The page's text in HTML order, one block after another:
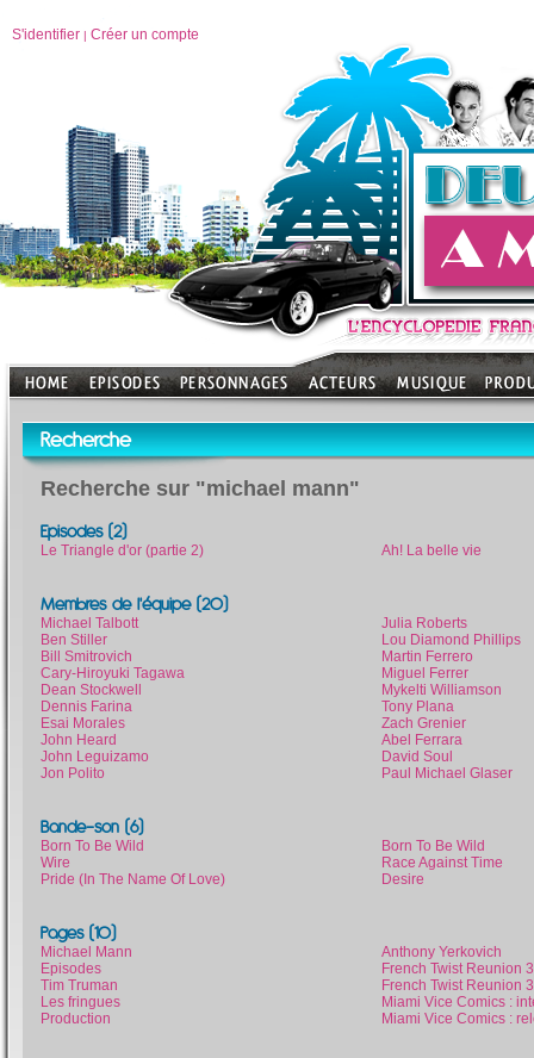
S'identifier | Créer un compte
Recherche
Recherche sur "michael mann"
Episodes (2)
Le Triangle d'or (partie 2) Ah! La belle vie
Membres de l'équipe (20)
Michael Talbott
Ben Stiller
Bill Smitrovich
Cary-Hiroyuki Tagawa
Dean Stockwell
Dennis Farina
Esai Morales
John Heard
John Leguizamo
Jon Polito
Julia Roberts
Lou Diamond Phillips
Martin Ferrero
Miguel Ferrer
Mykelti Williamson
Tony Plana
Zach Grenier
Abel Ferrara
David Soul
Paul Michael Glaser
Bande-son (6)
Born To Be Wild
Wire
Pride (In The Name Of Love)
Born To Be Wild
Race Against Time
Desire
Pages (10)
Michael Mann
Episodes
Tim Truman
Les fringues
Production
Anthony Yerkovich
French Twist Reunion
French Twist Reunion
Miami Vice Comics :
Miami Vice Comics :